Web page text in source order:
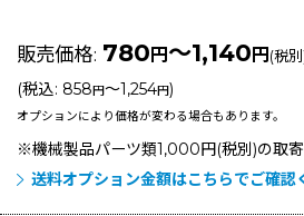
販売価格: 780円～1,140円(税
(税込: 858円～1,254円)
オプションにより価格が変わる場合もあります。
※機械製品パーツ類1,000円(税別)の取
送料オプション金額はこちらでご確認